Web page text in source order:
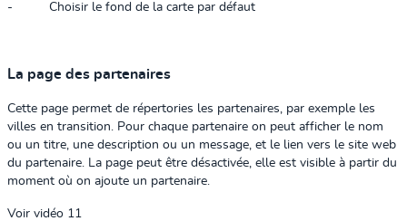
- Choisir le fond de la carte par défaut
La page des partenaires
Cette page permet de répertories les partenaires, par exemple les
villes en transition. Pour chaque partenaire on peut afficher le nom
ou un titre, une description ou un message, et le lien vers le site web
du partenaire. La page peut être désactivée, elle est visible à partir du
moment où on ajoute un partenaire.
Voir vidéo 11